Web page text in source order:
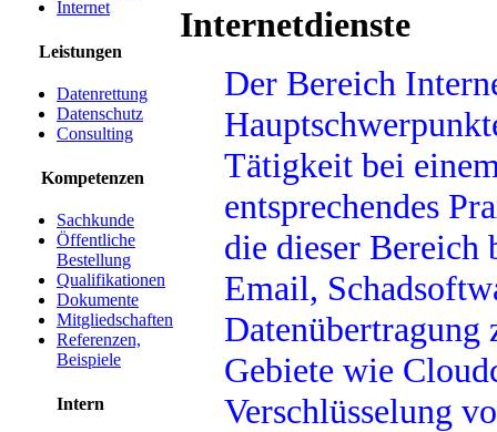
Internet
Leistungen
Datenrettung
Datenschutz
Consulting
Kompetenzen
Sachkunde
Öffentliche
Bestellung
Qualifikationen
Dokumente
Mitgliedschaften
Referenzen,
Beispiele
Intern
Internetdienste
Der Bereich
Tätigkeit bei
entsprechendes
die dieser Bereich
Email,
Datenübertragung
Gebiete wie
Verschlüsselung